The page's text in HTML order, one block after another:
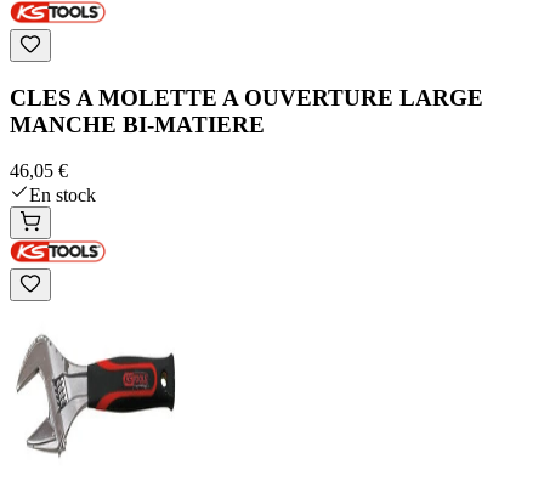
CLES A MOLETTE A OUVERTURE LARGE
MANCHE BI-MATIERE
46,05 €
En stock